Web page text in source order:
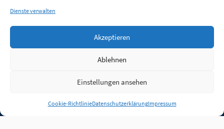
Dienste verwalten
Akzeptieren
Ablehnen
Einstellungen ansehen
Cookie-RichtlinieDatenschutzerklärungImpressum
Anmelden
Jobs Partner FAQ Quellen